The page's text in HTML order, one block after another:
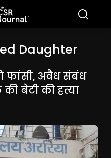
Daughter
फांसी, अवैध संबंध
बेटी की हत्या